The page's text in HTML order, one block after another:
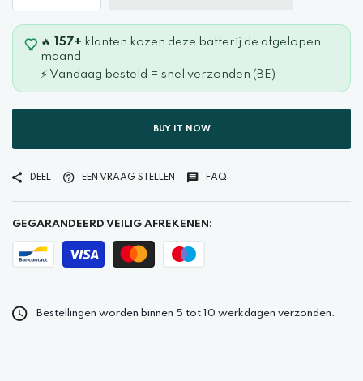
🔥 157+ klanten kozen deze batterij de afgelopen
maand
⚡ Vandaag besteld = snel verzonden (BE)
BUY IT NOW
DEEL EEN VRAAG STELLEN FAQ
GEGARANDEERD VEILIG AFREKENEN:
Bestellingen worden binnen 5 tot 10 werkdagen verzonden.